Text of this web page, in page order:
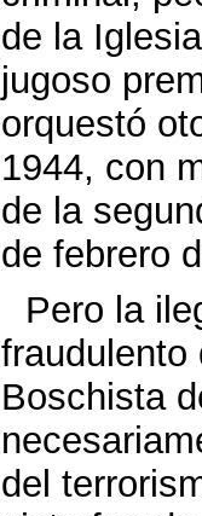
de la
jugoso
orquestó
1944, con
de la
de febrero
Pero la
fraudulento
Boschista
del